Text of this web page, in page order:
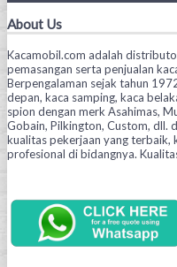
About Us
Kacamobil.com adalah
pemasangan serta penjualan
Berpengalaman sejak tahun
depan, kaca samping, kaca
spion dengan merk Asahimas,
Gobain, Pilkington, Custom, dll.
kualitas pekerjaan yang terbaik,
profesional di bidangnya.